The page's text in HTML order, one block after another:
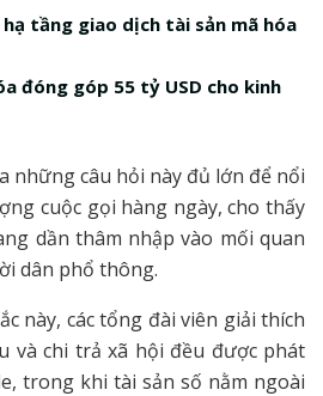
tầng giao dịch tài sản mã hóa
đóng góp 55 tỷ USD cho kinh
những câu hỏi này đủ lớn để nổi
cuộc gọi hàng ngày, cho thấy
dần thâm nhập vào mối quan
dân phổ thông.
này, các tổng đài viên giải thích
và chi trả xã hội đều được phát
trong khi tài sản số nằm ngoài